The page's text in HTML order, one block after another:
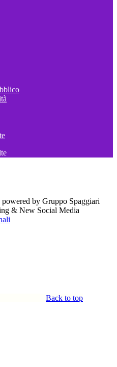
by Gruppo Spaggiari
& New Social Media
Back to top